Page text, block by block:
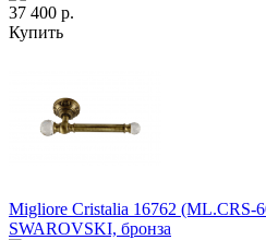
37 400 р.
Купить
Migliore Cristalia 16762 (ML.CRS-
SWAROVSKI, бронза